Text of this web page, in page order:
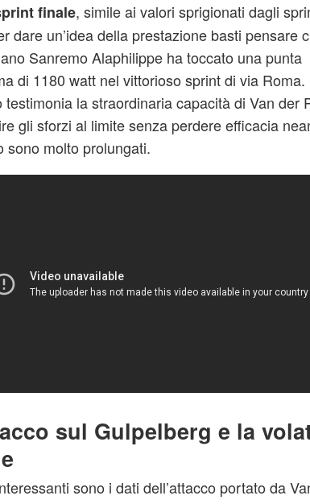
finale, simile ai valori sprigionati dagli
dare un’idea della prestazione basti pensare
Sanremo Alaphilippe ha toccato una punta
di 1180 watt nel vittorioso sprint di via Roma.
testimonia la straordinaria capacità di Van der
gli sforzi al limite senza perdere efficacia
sono molto prolungati.
sul Gulpelberg e la
sono i dati dell’attacco portato da